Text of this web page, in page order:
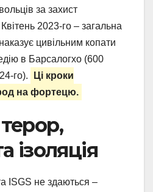
за захист
2023-го – загальна
цивільним копати
в Барсалогхо (600
го).
Ці кроки
на фортецю.
ізоляція
ISGS не здаються –